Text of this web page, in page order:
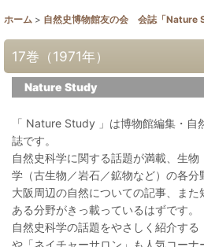
ホーム > 自然史博物館友の会 会誌「Nature
17巻（1971年）
Nature Study
「 Nature Study 」は博物館編集・自
誌です。
自然史科学に関する話題が満載、生
学（古生物／岩石／鉱物など）の各分
大阪周辺の自然についての記事、ま
ある分野がきっ載っているはずです。
自然史科学の話題をやさしく紹介する
や「ネイチャーサロン」も人気コーナ